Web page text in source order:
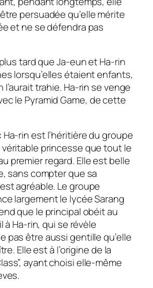
persuadée qu’elle mérite
et ne se défendra pas
tard que Ja-eun et Ha-rin
lorsqu’elles étaient enfants,
trahie. Ha-rin se venge
le Pyramid Game, de cette
Ha-rin est l’héritière du groupe
princesse que tout le
premier regard. Elle est belle
sans compter que sa
agréable. Le groupe
largement le lycée Sarang
que le principal obéit au
à Ha-rin, qui se révèle
pas être aussi gentille qu’elle
Elle est à l’origine de la
ayant choisi elle-même